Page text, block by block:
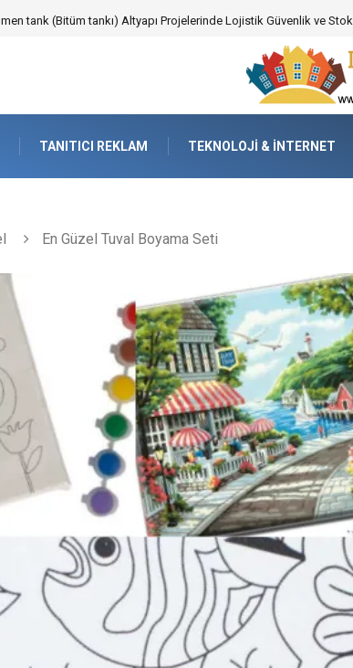
Chip Satışı: Kesintisiz Poker Deneyimi İçin Profesyonel Destek
TANITICI REKLAM TEKNOLOJI & İNTERNET
En Güzel Tuval Boyama Seti